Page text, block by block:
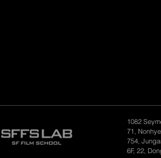
1082
71,
754,
6F, 22,